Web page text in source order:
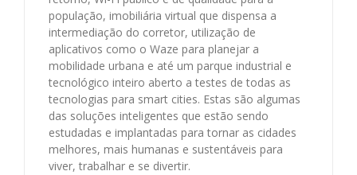
população, imobiliária virtual que dispensa a
intermediação do corretor, utilização de
aplicativos como o Waze para planejar a
mobilidade urbana e até um parque industrial e
tecnológico inteiro aberto a testes de todas as
tecnologias para smart cities. Estas são algumas
das soluções inteligentes que estão sendo
estudadas e implantadas para tornar as cidades
melhores, mais humanas e sustentáveis para
viver, trabalhar e se divertir.